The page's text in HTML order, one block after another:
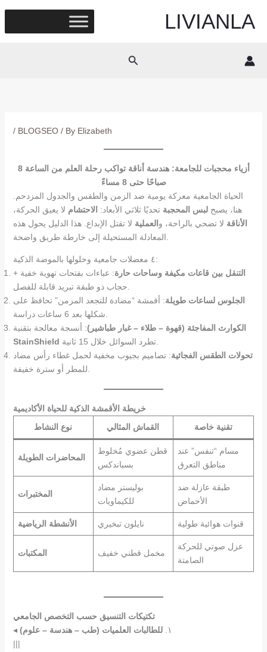
content
LIVIANLA
Search
/ BLOGSEO/ By Elizabeth
أزياء محجبات للجامعة: هندسة أناقة تواكب رحلة العلم من الساعة 8
صباحًا حتى 8 مساءً
الحياة الجامعية معركة يومية ضد الزمن والطقس والجدول المزدحم.
هنا، يصبحلبس المحجبة تحديًا ثلاثي الأبعاد: الاحتشام لا يعيق الحركة،
الأناقة لا تضحي بالراحة، و العملية لا تقتل الإبداع. هذا الدليل يحول هذه
٤ معضلات جامعية وحلولها بالموضة الذكية:
التنقل بين قاعات مكيفة وساحات حارة: عباءات بفتحات تهوية خفية +
الجلوس لساعات طويلة: أقمشة “مضادة للتجعد المزمن” تحافظ على
الكوارث المفاجئة (قهوة – طلاء – غبار طباشير): أنسجة معالجة بتقنية
StainShield
تطرد السوائل خلال 15 ثانية.
تحولات الطقس الفجائية: تصاميم بجيوب مخفية لحمل غطاء رأس مضاد
خريطة الأقمشة الذكية للحياة الأكاديمية
نوع النشاط
القماش المثالي تقنية خاصة
المحاضرات الطويلة
قطن عضوي مُخلوط
بسباندكس
مسام “تنفس” عند
مناطق التعرق
المختبرات
بوليستر مضاد
للكيماويات
طبقة عازلة ضد
الأحماض
الأنشطة الرياضية نايلون تبخيري قنوات هوائية طولية
المكتبات مخمل قطني خفيف
عزل صوتي للحركة
الصامتة
تكتيكات التنسيق حسب التخصص الجامعي
◂ ١.
للطالبات العلميات (طب – هندسة – علوم)
|||